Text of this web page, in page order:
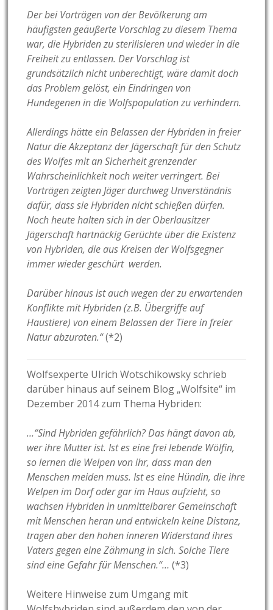
Der bei Vorträgen von der Bevölkerung am
häufigsten geäußerte Vorschlag zu diesem Thema
war, die Hybriden zu sterilisieren und wieder in die
Freiheit zu entlassen. Der Vorschlag ist
grundsätzlich nicht unberechtigt, wäre damit doch
das Problem gelöst, ein Eindringen von
Hundegenen in die Wolfspopulation zu verhindern.
Allerdings hätte ein Belassen der Hybriden in freier
Natur die Akzeptanz der Jägerschaft für den Schutz
des Wolfes mit an Sicherheit grenzender
Wahrscheinlichkeit noch weiter verringert. Bei
Vorträgen zeigten Jäger durchweg Unverständnis
dafür, dass sie Hybriden nicht schießen dürfen.
Noch heute halten sich in der Oberlausitzer
Jägerschaft hartnäckigGerüchte über die Existenz
von Hybriden, die aus Kreisen der Wolfsgegner
immer wieder geschürt werden.
Darüber hinaus ist auch wegen der zu erwartenden
Konflikte mit Hybriden (z.B. Übergriffe auf
Haustiere) von einem Belassen der Tiere in freier
Natur abzuraten.“(*2)
Wolfsexperte Ulrich Wotschikowsky schrieb
darüber hinaus auf seinem Blog „Wolfsite“ im
Dezember 2014 zum Thema Hybriden:
…“Sind Hybriden gefährlich? Das hängt davon ab,
wer ihre Mutter ist. Ist es eine frei lebende Wölfin,
so lernen die Welpen von ihr, dass man den
Menschen meiden muss. Ist es eine Hündin, die ihre
Welpen im Dorf oder gar im Haus aufzieht, so
wachsen Hybriden in unmittelbarer Gemeinschaft
mit Menschen heran und entwickeln keine Distanz,
tragen aber den hohen inneren Widerstand ihres
Vaters gegen eine Zähmung in sich. Solche Tiere
sind eine Gefahr für Menschen.“… (*3)
Weitere Hinweise zum Umgang mit